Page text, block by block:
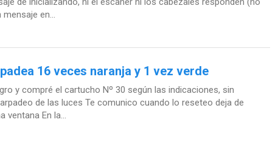
en...
16 veces naranja y 1 vez verde
y compré el cartucho Nº 30 según las indicaciones, sin
de las luces Te comunico cuando lo reseteo deja de
ventana En la...